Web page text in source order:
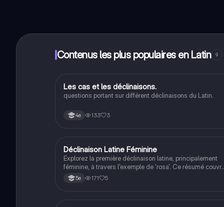
Contenus les plus populaires en Latin 9
LLatin
Les cas et les déclinaisons.
questions portant sur différent déclinaisons du Latin.
4e 133 3
Latin
Déclinaison Latine Féminine
Explorez la première déclinaison latine, principalement
féminine, à travers l'exemple de 'rosa'. Ce résumé couvre
les cas nominatif, vocatif, accusatif, génitif, datif et ablatif,
facilitant la compréhension des déclinaisons en latin.
5e 171 5